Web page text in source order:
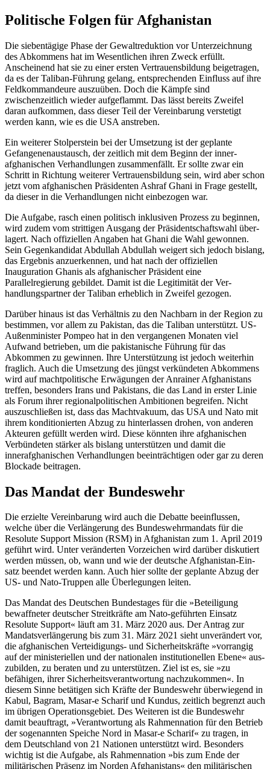
Politische Folgen für Afghanistan
Die siebentägige Phase der Gewaltreduktion vor Unterzeichnung
des Abkommens hat im Wesentlichen ihren Zweck erfüllt.
Anscheinend hat sie zu einer ersten Ver­trauens­bildung beigetragen,
da es der Taliban-Führung gelang, entsprechenden Einfluss auf ihre
Feldkommandeure aus­zuüben. Doch die Kämpfe sind
zwischenzeitlich wieder auf­geflammt. Das lässt bereits Zweifel
daran aufkommen, dass dieser Teil der Verein­barung verstetigt
werden kann, wie es die USA anstreben.
Ein weiterer Stolperstein bei der Umsetzung ist der geplante
Gefangenen­austausch, der zeitlich mit dem Beginn der inner­
afghanischen Verhandlungen zusammenfällt. Er sollte zwar ein
Schritt in Richtung weiterer Vertrauensbildung sein, wird aber schon
jetzt vom afghanischen Präsi­den­ten Ashraf Ghani in Frage gestellt,
da dieser in die Ver­hand­lungen nicht ein­bezogen war.
Die Aufgabe, rasch einen politisch inklu­siven Prozess zu beginnen,
wird zudem vom strittigen Ausgang der Präsidentschafts­wahl über­
lagert. Nach offiziellen Angaben hat Ghani die Wahl gewonnen.
Sein Gegen­kandidat Abdullah Abdullah weigert sich jedoch bislang,
das Ergebnis anzuerkennen, und hat nach der offiziellen
Inauguration Ghanis als afghanischer Präsident eine
Parallelregierung gebildet. Damit ist die Legitimität der Ver­
handlungs­partner der Taliban erheb­lich in Zweifel gezogen.
Darüber hinaus ist das Ver­hältnis zu den Nachbarn in der Region zu
bestimmen, vor allem zu Paki­stan, das die Taliban unterstützt. US-
Außen­minister Pompeo hat in den vergangenen Monaten viel
Aufwand betrie­ben, um die pakistanische Führung für das
Abkommen zu gewinnen. Ihre Unterstützung ist jedoch weiterhin
fraglich. Auch die Umsetzung des jüngst verkündeten Abkom­mens
wird auf macht­politische Erwägungen der Anrainer Afghanistans
treffen, besonders Irans und Pakistans, die das Land in erster Linie
als Forum ihrer regionalpolitischen Ambitionen begreifen. Nicht
auszuschließen ist, dass das Macht­vakuum, das USA und Nato mit
ihrem kon­ditionierten Abzug zu hinter­lassen drohen, von anderen
Akteuren gefüllt werden wird. Diese könn­ten ihre afghanischen
Verbündeten stärker als bis­lang unterstützen und damit die
innerafghanischen Verhand­lungen beein­trächtigen oder gar zu deren
Blockade beitragen.
Das Mandat der Bundeswehr
Die erzielte Verein­barung wird auch die Debatte beeinflussen,
welche über die Verlängerung des Bundeswehrmandats für die
Resolute Support Mission (RSM) in Afghanistan zum 1. April 2019
geführt wird. Unter veränderten Vorzeichen wird darüber disku­tiert
werden müssen, ob, wann und wie der deutsche Afghanistan-Ein­
satz beendet wer­den kann. Auch hier sollte der geplante Abzug der
US- und Nato-Truppen alle Über­legungen leiten.
Das Mandat des Deutschen Bundestages für die »Beteiligung
bewaffneter deutscher Streitkräfte am Nato-geführ­ten Einsatz
Resolute Support« läuft am 31. März 2020 aus. Der Antrag zur
Mandats­verlängerung bis zum 31. März 2021 sieht unverändert vor,
die af­ghani­schen Verteidigungs- und Sicher­heits­kräfte »vorrangig
auf der ministe­riellen und der nationalen institutionellen Ebene« aus­
zu­bilden, zu beraten und zu unter­stützen. Ziel ist es, sie »zu
befähigen, ihrer Sicherheitsverantwortung nachzukommen«. In
diesem Sinne betätigen sich Kräfte derBundeswehr überwiegend in
Kabul, Bagram, Masar-e Scharif und Kundus, zeit­lich be­grenzt auch
im übri­gen Opera­tionsgebiet. Des Weiteren ist die Bundeswehr
damit beauftragt, »Verantwortung als Rah­mennation für den Betrieb
der soge­nannten Speiche Nord in Masar-e Scharif« zu tragen, in
dem Deutschland von 21 Natio­nen unter­stützt wird. Besonders
wichtig ist die Aufgabe, als Rahmennation »bis zum Ende der
militärischen Präsenz im Norden Afgha­nistans« den militärischen